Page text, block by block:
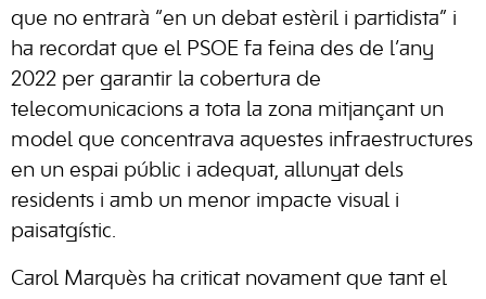
que no entrarà “en un debat estèril i partidista” i
ha recordat que el PSOE fa feina des de l’any
2022 per garantir la cobertura de
telecomunicacions a tota la zona mitjançant un
model que concentrava aquestes infraestructures
en un espai públic i adequat, allunyat dels
residents i amb un menor impacte visual i
paisatgístic.
Carol Marquès ha criticat novament que tant el